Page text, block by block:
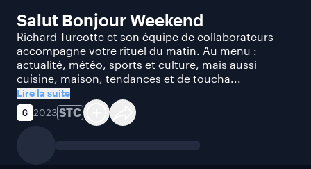
Salut Bonjour Weekend
Richard Turcotte et son équipe de collaborateurs
accompagne votre rituel du matin. Au menu :
actualité, météo, sports et culture, mais aussi
cuisine, maison, tendances et de toucha...
Lire la suite
2023STC